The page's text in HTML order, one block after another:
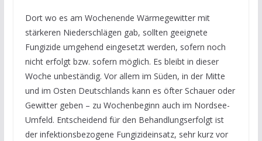
Dort wo es am Wochenende Wärmegewitter mit
stärkeren Niederschlägen gab, sollten geeignete
Fungizide umgehend eingesetzt werden, sofern noch
nicht erfolgt bzw. sofern möglich. Es bleibt in dieser
Woche unbeständig. Vor allem im Süden, in der Mitte
und im Osten Deutschlands kann es öfter Schauer oder
Gewitter geben – zu Wochenbeginn auch im Nordsee-
Umfeld. Entscheidend für den Behandlungserfolgt ist
der infektionsbezogene Fungizideinsatz, sehr kurz vor